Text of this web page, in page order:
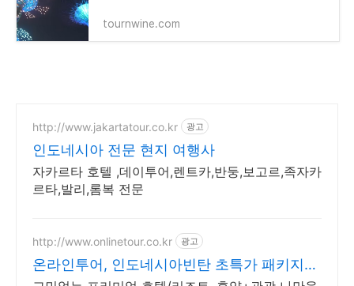
tournwine.com
http://www.jakartatour.co.kr 광고
인도네시아 전문 현지 여행사
자카르타 호텔 ,데이투어,렌트카,반둥,보고르,족자카
르타,발리,롬복 전문
http://www.onlinetour.co.kr 광고
온라인투어, 인도네시아빈탄 초특가 패키지